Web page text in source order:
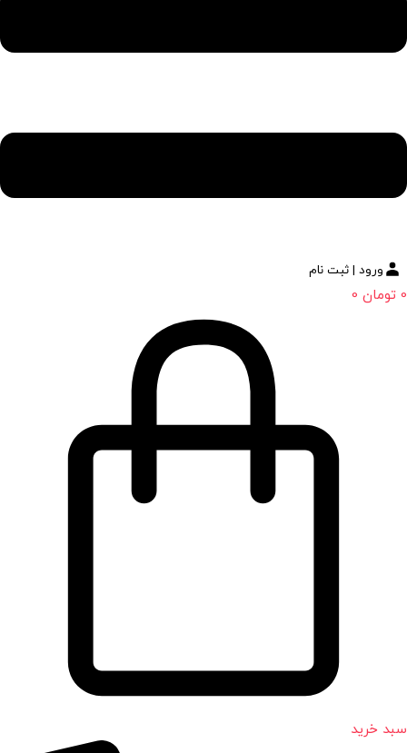
ورود | ثبت نام
0 تومان 0
سبد خرید